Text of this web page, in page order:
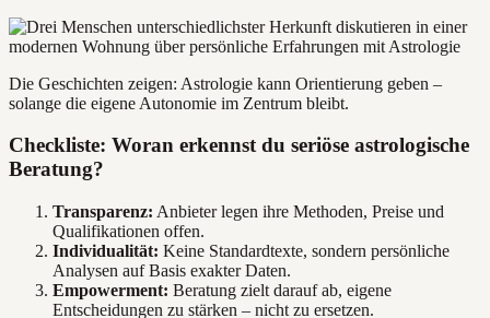
Die Geschichten zeigen: Astrologie kann Orientierung geben –
solange die eigene Autonomie im Zentrum bleibt.
Checkliste: Woran erkennst du seriöse astrologische
Beratung?
Transparenz: Anbieter legen ihre Methoden, Preise und
Qualifikationen offen.
Individualität: Keine Standardtexte, sondern persönliche
Analysen auf Basis exakter Daten.
Empowerment: Beratung zielt darauf ab, eigene
Entscheidungen zu stärken – nicht zu ersetzen.